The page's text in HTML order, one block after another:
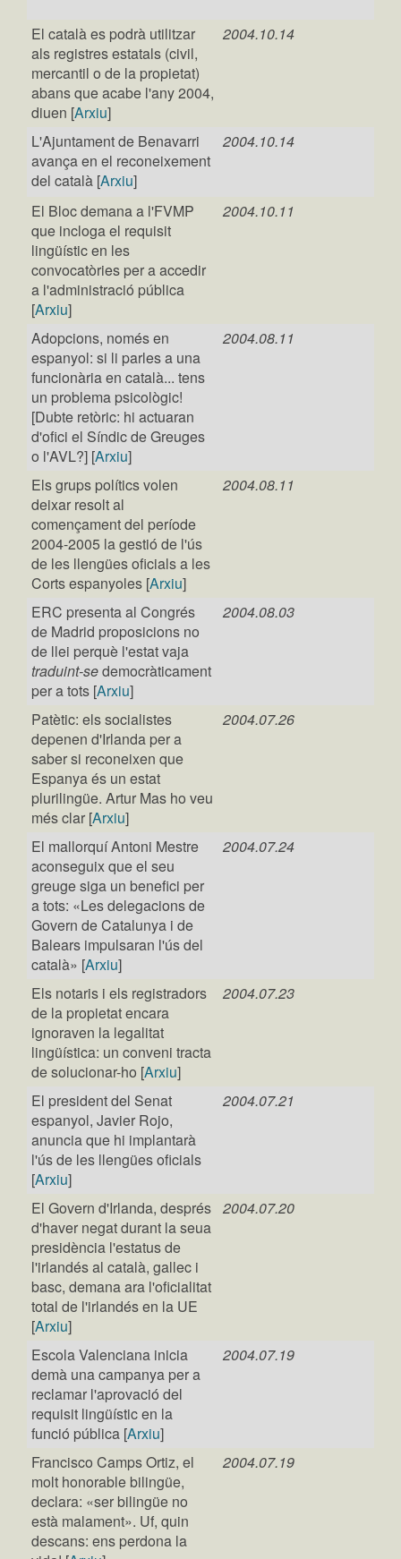
El català es podrà utilitzar
als registres estatals (civil,
mercantil o de la propietat)
abans que acabe l'any 2004,
diuen [Arxiu]
2004.10.14
L'Ajuntament de Benavarri
avança en el reconeixement
del català [Arxiu]
2004.10.14
El Bloc demana a l'FVMP
que incloga el requisit
lingüístic en les
convocatòries per a accedir
a l'administració pública
[Arxiu]
2004.10.11
Adopcions, només en
espanyol: si li parles a una
funcionària en català... tens
un problema psicològic!
[Dubte retòric: hi actuaran
d'ofici el Síndic de Greuges
o l'AVL?] [Arxiu]
2004.08.11
Els grups polítics volen
deixar resolt al
començament del període
2004-2005 la gestió de l'ús
de les llengües oficials a les
Corts espanyoles [Arxiu]
2004.08.11
ERC presenta al Congrés
de Madrid proposicions no
de llei perquè l'estat vaja
traduint-sedemocràticament
per a tots [Arxiu]
2004.08.03
Patètic: els socialistes
depenen d'Irlanda per a
saber si reconeixen que
Espanya és un estat
plurilingüe. Artur Mas ho veu
més clar [Arxiu]
2004.07.26
El mallorquí Antoni Mestre
aconseguix que el seu
greuge siga un benefici per
a tots: «Les delegacions de
Govern de Catalunya i de
Balears impulsaran l'ús del
català» [Arxiu]
2004.07.24
Els notaris i els registradors
de la propietat encara
ignoraven la legalitat
lingüística: un conveni tracta
de solucionar-ho [Arxiu]
2004.07.23
El president del Senat
espanyol, Javier Rojo,
anuncia que hi implantarà
l'ús de les llengües oficials
[Arxiu]
2004.07.21
El Govern d'Irlanda, després
d'haver negat durant la seua
presidència l'estatus de
l'irlandés al català, gallec i
basc, demana ara l'oficialitat
total de l'irlandés en la UE
[Arxiu]
2004.07.20
Escola Valenciana inicia
demà una campanya per a
reclamar l'aprovació del
requisit lingüístic en la
funció pública [Arxiu]
2004.07.19
Francisco Camps Ortiz, el
molt honorable bilingüe,
declara: «ser bilingüe no
està malament». Uf, quin
descans: ens perdona la
2004.07.19